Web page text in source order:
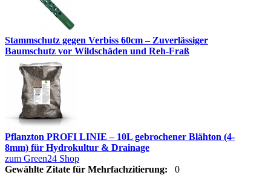
Stammschutz gegen Verbiss 60cm – Zuverlässiger
Baumschutz vor Wildschäden und Reh-Fraß
Pflanzton PROFI LINIE – 10L gebrochener Blähton (4-
8mm) für Hydrokultur & Drainage
zum Green24 Shop
Gewählte Zitate für Mehrfachzitierung:
0